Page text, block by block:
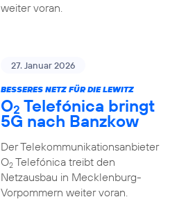
weiter voran.
27. Januar 2026
BESSERES NETZ FÜR DIE LEWITZ
O2 Telefónica bringt
5G nach Banzkow
Der Telekommunikationsanbieter
O2Telefónica treibt den
Netzausbau in Mecklenburg-
Vorpommern weiter voran.